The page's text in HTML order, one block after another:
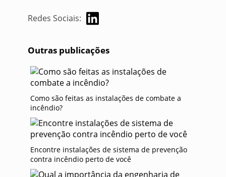
Redes Sociais:
Outras publicações
Como são feitas as instalações de combate a
incêndio?
Encontre instalações de sistema de prevenção
contra incêndio perto de você